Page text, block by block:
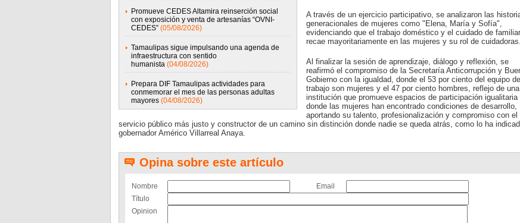
Promueve CEDES Altamira reinserción social
con exposición y venta de artesanías “OVNI-
CEDES” (05/08/2026)
Tamaulipas sigue impulsando una agenda de
infraestructura con sentido
humanista (04/08/2026)
Prepara DIF Tamaulipas actividades para
conmemorar el mes de las personas adultas
mayores (04/08/2026)
A través de un ejercicio participativo, se analizaron las
generacionales de mujeres como "Elena, María y Sofía",
evidenciando que el trabajo doméstico y el cuidado de
recae mayoritariamente en las mujeres y su rol de cuidadoras.
Al finalizar la sesión de aprendizaje, diálogo y reflexión, se
reafirmó el compromiso de la Secretaría Anticorrupción y
Gobierno con la igualdad, donde el 53 por ciento del equipo de
trabajo son mujeres y el 47 por ciento hombres, reflejo de una
institución que promueve espacios de participación igualitaria
donde las mujeres han encontrado condiciones de desarrollo,
aportando su talento, profesionalización y compromiso con el
servicio público más justo y constructor de un camino sin distinción donde nadie se queda atrás, como lo ha
gobernador Américo Villarreal Anaya.
Opina sobre este artículo
Nombre
Email
Título
Opinion